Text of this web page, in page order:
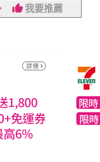
我要推薦